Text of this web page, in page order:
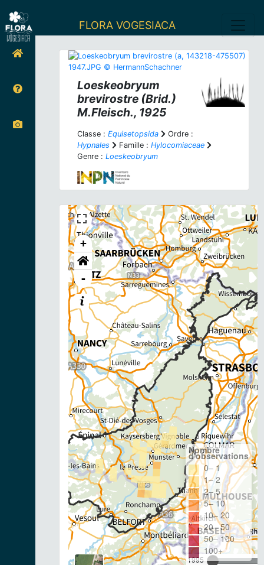
FLORA VOGESIACA
Loeskeobryum
brevirostre (Brid.)
M.Fleisch., 1925
Classe : Equisetopsida
Ordre :
Hypnales
Famille : Hylocomiaceae
Genre : Loeskeobryum
+
-
1995
Nombre
d'observations
0– 1
1– 2
2– 5
5– 10
10– 20
20– 50
50– 100
100+